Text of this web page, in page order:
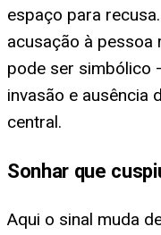
espaço para
acusação à
pode ser simbólico
invasão e ausência
central.
Sonhar que
Aqui o sinal muda